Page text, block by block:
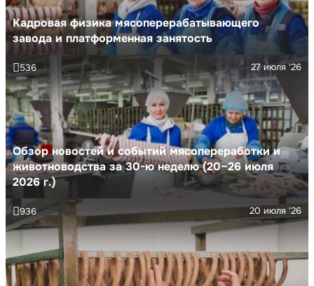
Кадровая физика мясоперерабатывающего
завода и платформенная занятость
Обзор новостей и событий мясопереработки и
животноводства за 30-ю неделю (20–26 июля
2026 г.)
27 июля '26
536
20 июля '26
936